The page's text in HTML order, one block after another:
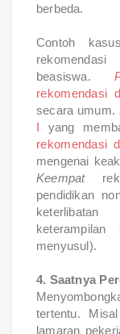
berbeda.
Contoh
beasiswa.
rekomendasi
secara umum.
I yang
rekomendasi
mengenai
Keempat
pendidikan
menyusul).
4. Saatnya
tertentu.
lamaran